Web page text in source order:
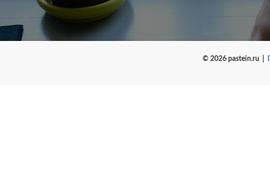
© 2026 pastein.ru |